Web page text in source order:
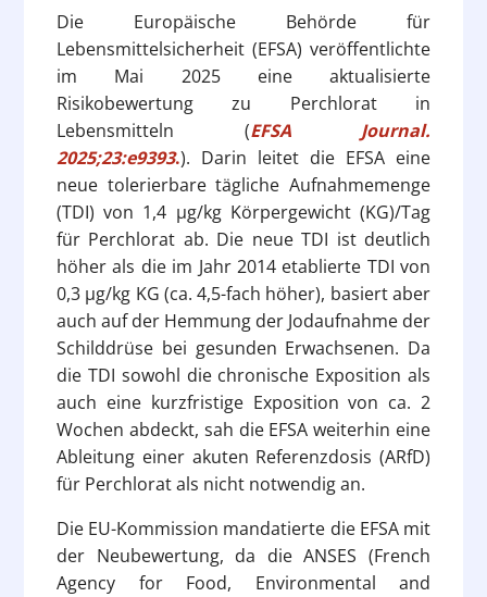
Die Europäische Behörde für
Lebensmittelsicherheit (EFSA) veröffentlichte
im Mai 2025 eine aktualisierte
Risikobewertung zu Perchlorat in
Lebensmitteln (EFSA Journal.
2025;23:e9393.). Darin leitet die EFSA eine
neue tolerierbare tägliche Aufnahmemenge
(TDI) von 1,4 µg/kg Körpergewicht (KG)/Tag
für Perchlorat ab. Die neue TDI ist deutlich
höher als die im Jahr 2014 etablierte TDI von
0,3 µg/kg KG (ca. 4,5-fach höher), basiert aber
auch auf der Hemmung der Jodaufnahme der
Schilddrüse bei gesunden Erwachsenen. Da
die TDI sowohl die chronische Exposition als
auch eine kurzfristige Exposition von ca. 2
Wochen abdeckt, sah die EFSA weiterhin eine
Ableitung einer akuten Referenzdosis (ARfD)
für Perchlorat als nicht notwendig an.
Die EU-Kommission mandatierte die EFSA mit
der Neubewertung, da die ANSES (French
Agency for Food, Environmental and